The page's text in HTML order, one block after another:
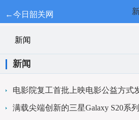
←今日韶关网
新闻
新闻
电影院复工首批上映电影公益方式
观影人数不足1人
满载尖端创新的三星Galaxy S20系